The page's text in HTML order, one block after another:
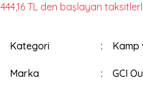
444,16 TL den başlayan
Kategori Kamp
Marka GCI